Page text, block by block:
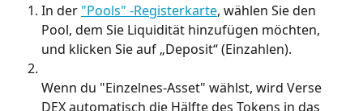
In der "Pools" -Registerkarte, wählen Sie den
Pool, dem Sie Liquidität hinzufügen möchten,
und klicken Sie auf „Deposit“ (Einzahlen).
Wenn du "Einzelnes-Asset" wählst, wird Verse
DEX automatisch die Hälfte des Tokens in das